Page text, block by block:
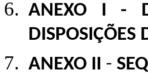
ANEXO I -
DISPOSIÇÕES
ANEXO II -